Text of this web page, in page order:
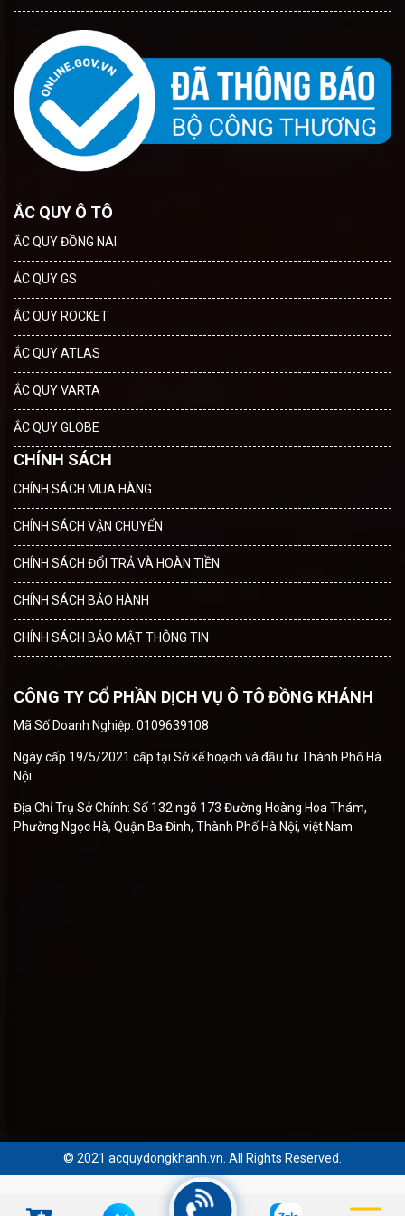
ẮC QUY Ô TÔ
ẮC QUY ĐỒNG NAI
ẮC QUY GS
ẮC QUY ROCKET
ẮC QUY ATLAS
ẮC QUY VARTA
ẮC QUY GLOBE
CHÍNH SÁCH
CHÍNH SÁCH MUA HÀNG
CHÍNH SÁCH VẬN CHUYỂN
CHÍNH SÁCH ĐỔI TRẢ VÀ HOÀN TIỀN
CHÍNH SÁCH BẢO HÀNH
CHÍNH SÁCH BẢO MẬT THÔNG TIN
CÔNG TY CỔ PHẦN DỊCH VỤ Ô TÔ ĐỒNG KHÁNH
Mã Số Doanh Nghiệp: 0109639108
Ngày cấp 19/5/2021 cấp tại Sở kế hoạch và đầu tư Thành Phố Hà
Nội
Địa Chỉ Trụ Sở Chính: Số 132 ngõ 173 Đường Hoàng Hoa Thám,
Phường Ngọc Hà, Quận Ba Đình, Thành Phố Hà Nội, việt Nam
© 2021 acquydongkhanh.vn. All Rights Reserved.